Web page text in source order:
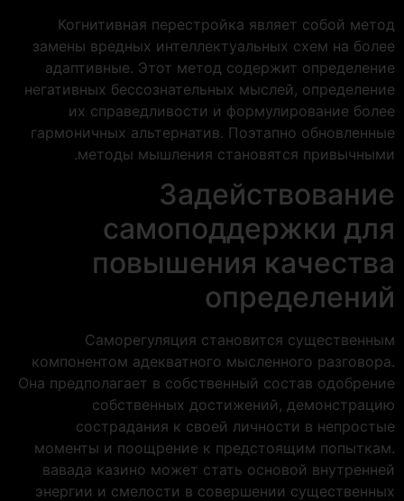
Когнитивная перестройка являет собой метод
замены вредных интеллектуальных схем на более
адаптивные. Этот метод содержит определение
негативных бессознательных мыслей, определение
их справедливости и формулирование более
гармоничных альтернатив. Поэтапно обновленные
методы мышления становятся привычными.
Задействование
самоподдержки для
повышения качества
определений
Саморегуляция становится существенным
компонентом адекватного мысленного разговора.
Она предполагает в собственный состав одобрение
собственных достижений, демонстрацию
сострадания к своей личности в непростые
моменты и поощрение к предстоящим попыткам.
вавада казино может стать основой внутренней
энергии и смелости в совершении существенных